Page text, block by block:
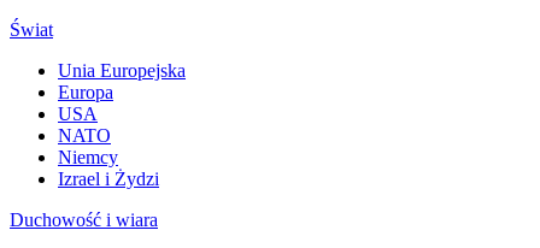
Świat
Unia Europejska
Europa
USA
NATO
Niemcy
Izrael i Żydzi
Duchowość i wiara